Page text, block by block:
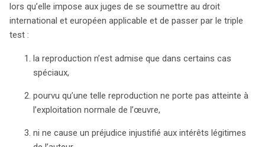
lors qu’elle impose aux juges de se soumettre au droit
international et européen applicable et de passer par le triple
test :
la reproduction n’est admise que dans certains cas
spéciaux,
pourvu qu’une telle reproduction ne porte pas atteinte à
l’exploitation normale de l’œuvre,
ni ne cause un préjudice injustifié aux intérêts légitimes